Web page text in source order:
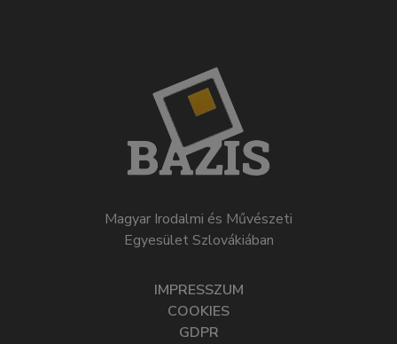
Magyar Irodalmi és Művészeti
Egyesület Szlovákiában
IMPRESSZUM
COOKIES
GDPR